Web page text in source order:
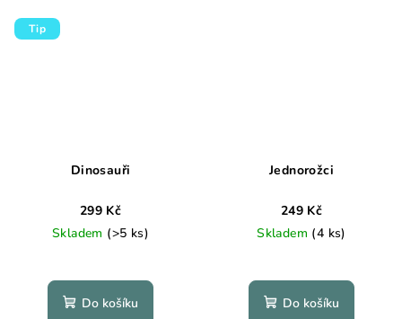
Tip
Dinosauři
299 Kč
Skladem (>5 ks)
hodnocení
produktu
Do košíku
Jednorožci
249 Kč
Skladem (4 ks)
Do košíku